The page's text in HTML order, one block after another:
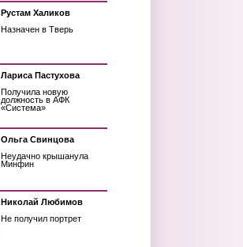
Рустам Халиков
Назначен в Тверь
Лариса Пастухова
Получила новую
должность в АФК
«Система»
Ольга Свинцова
Неудачно крышанула
Минфин
Николай Любимов
Не получил портрет